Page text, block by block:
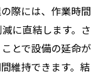
際には、作業時間
に直結します。さ
とで設備の延命が
維持できます。結